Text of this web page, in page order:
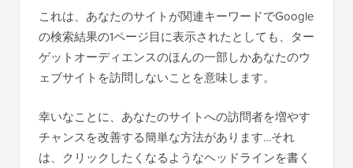
これは、あなたのサイトが関連キーワードでGoogle
の検索結果の1ページ目に表示されたとしても、ター
ゲットオーディエンスのほんの一部しかあなたのウ
ェブサイトを訪問しないことを意味します。
幸いなことに、あなたのサイトへの訪問者を増やす
チャンスを改善する簡単な方法があります…それ
は、クリックしたくなるようなヘッドラインを書く